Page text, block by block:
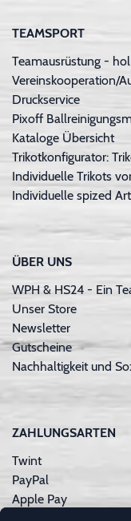
TEAMSPORT
Teamausrüstung -
Vereinskooperation/
Druckservice
Pixoff
Kataloge Übersicht
Trikotkonfigurator:
Individuelle Trikots
Individuelle spized
ÜBER UNS
WPH & HS24 - Ein
Unser Store
Newsletter
Gutscheine
Nachhaltigkeit und
ZAHLUNGSARTEN
Twint
PayPal
Apple Pay